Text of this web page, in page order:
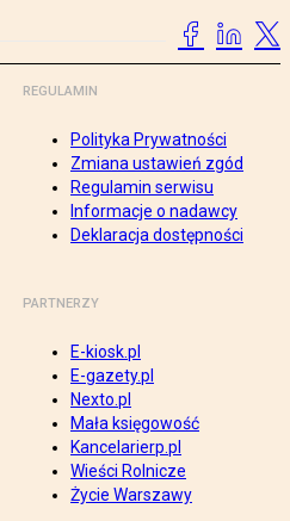
REGULAMIN
Polityka Prywatności
Zmiana ustawień zgód
Regulamin serwisu
Informacje o nadawcy
Deklaracja dostępności
PARTNERZY
E-kiosk.pl
E-gazety.pl
Nexto.pl
Mała księgowość
Kancelarierp.pl
Wieści Rolnicze
Życie Warszawy